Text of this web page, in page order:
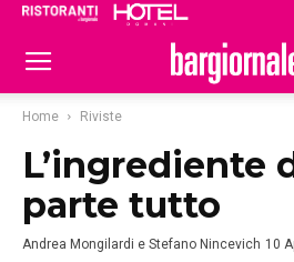
Home Riviste
L’ingrediente
parte tutto
Andrea Mongilardi e Stefano Nincevich 10